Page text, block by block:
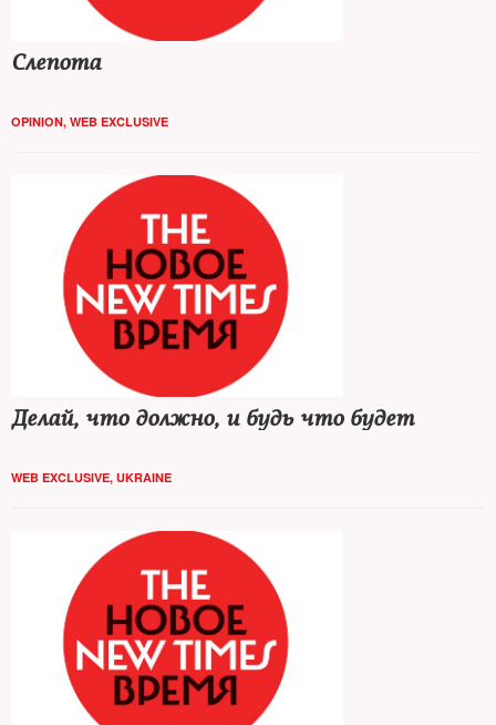
Слепота
OPINION, WEB EXCLUSIVE
Делай, что должно, и будь что будет
WEB EXCLUSIVE, UKRAINE